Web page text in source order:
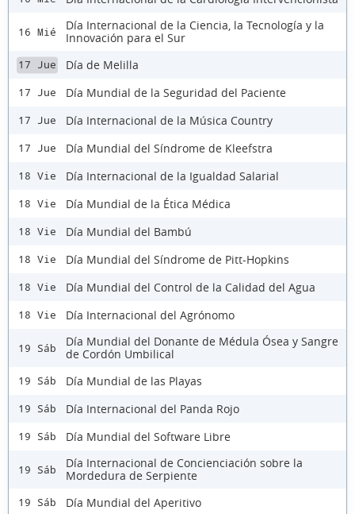
16 Mié
Día Internacional de la Ciencia, la Tecnología y la
Innovación para el Sur
17 Jue Día de Melilla
17 Jue Día Mundial de la Seguridad del Paciente
17 Jue Día Internacional de la Música Country
17 Jue Día Mundial del Síndrome de Kleefstra
18 Vie Día Internacional de la Igualdad Salarial
18 Vie Día Mundial de la Ética Médica
18 Vie Día Mundial del Bambú
18 Vie Día Mundial del Síndrome de Pitt-Hopkins
18 Vie Día Mundial del Control de la Calidad del Agua
18 Vie Día Internacional del Agrónomo
19 Sáb
Día Mundial del Donante de Médula Ósea y Sangre
de Cordón Umbilical
19 Sáb Día Mundial de las Playas
19 Sáb Día Internacional del Panda Rojo
19 Sáb Día Mundial del Software Libre
19 Sáb
Día Internacional de Concienciación sobre la
Mordedura de Serpiente
19 Sáb Día Mundial del Aperitivo